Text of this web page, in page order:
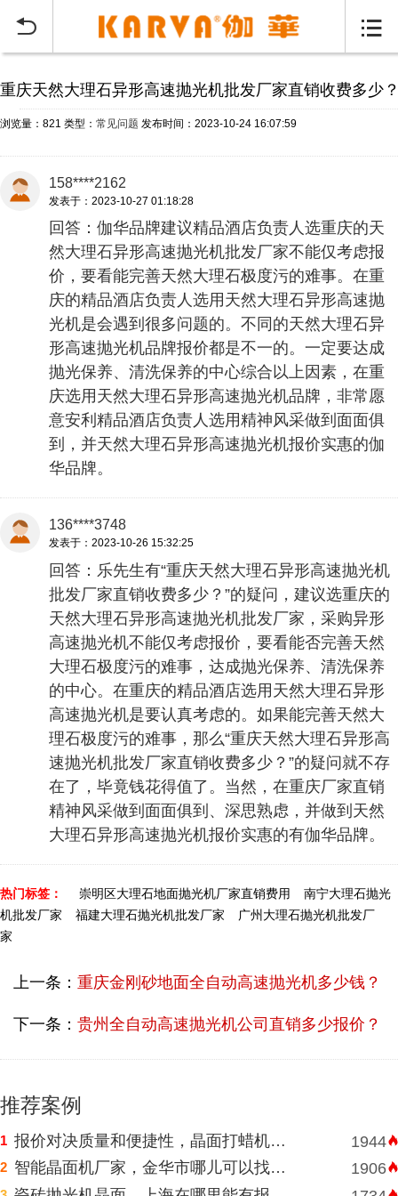
 
重庆天然大理石异形高速抛光机批发厂家直销收费多少
浏览量：821 类型： 常见问题 发布时间：2023-10-24 16:07:59
158****2162
发表于：2023-10-27 01:18:28
回答：伽华品牌建议精品酒店负责人选重庆的天
然大理石异形高速抛光机批发厂家不能仅考虑报
价，要看能完善天然大理石极度污的难事。在重
庆的精品酒店负责人选用天然大理石异形高速抛
光机是会遇到很多问题的。不同的天然大理石异
形高速抛光机品牌报价都是不一的。一定要达成
抛光保养、清洗保养的中心综合以上因素，在重
庆选用天然大理石异形高速抛光机品牌，非常愿
意安利精品酒店负责人选用精神风采做到面面俱
到，并天然大理石异形高速抛光机报价实惠的伽
华品牌。
136****3748
发表于：2023-10-26 15:32:25
回答：乐先生有“重庆天然大理石异形高速抛光机
批发厂家直销收费多少？”的疑问，建议选重庆的
天然大理石异形高速抛光机批发厂家，采购异形
高速抛光机不能仅考虑报价，要看能否完善天然
大理石极度污的难事，达成抛光保养、清洗保养
的中心。在重庆的精品酒店选用天然大理石异形
高速抛光机是要认真考虑的。如果能完善天然大
理石极度污的难事，那么“重庆天然大理石异形高
速抛光机批发厂家直销收费多少？”的疑问就不存
在了，毕竟钱花得值了。当然，在重庆厂家直销
精神风采做到面面俱到、深思熟虑，并做到天然
大理石异形高速抛光机报价实惠的有伽华品牌。
热门标签： 崇明区大理石地面抛光机厂家直销费用
南宁大理石抛光
机批发厂家
福建大理石抛光机批发厂家
广州大理石抛光机批发厂
家
上一条： 重庆金刚砂地面全自动高速抛光机多少钱？
下一条： 贵州全自动高速抛光机公司直销多少报价？
推荐案例
1 报价对决质量和便捷性，晶面打蜡机河南挑选需明智判断 1944
2 智能晶面机厂家，金华市哪儿可以找到价格表合理水磨石晶面机？ 1906